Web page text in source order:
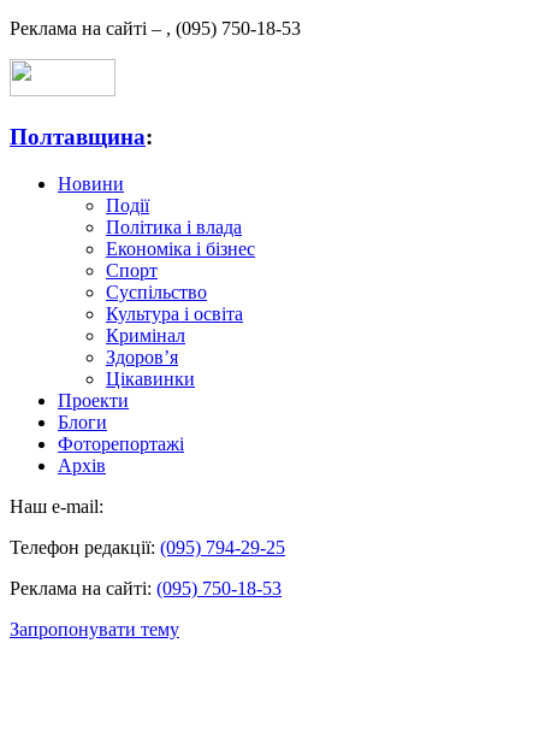
Реклама на сайті – , (095) 750-18-53
Полтавщина:
Новини
Події
Політика і влада
Економіка і бізнес
Спорт
Суспільство
Культура і освіта
Кримінал
Здоров’я
Цікавинки
Проекти
Блоги
Фоторепортажі
Архів
Наш e-mail:
Телефон редакції: (095) 794-29-25
Реклама на сайті: (095) 750-18-53
Запропонувати тему